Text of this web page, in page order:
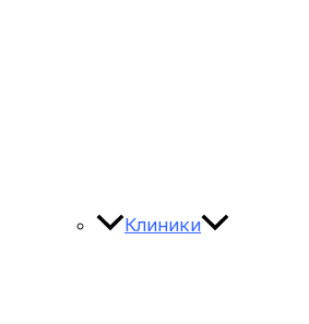
Клиники